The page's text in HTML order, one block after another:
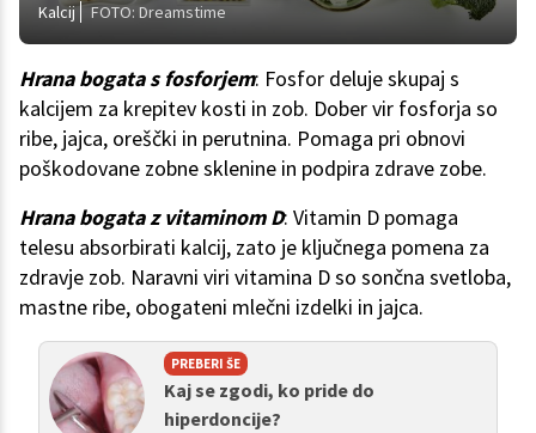
Kalcij FOTO: Dreamstime
Hrana bogata s fosforjem: Fosfor deluje skupaj s
kalcijem za krepitev kosti in zob. Dober vir fosforja so
ribe, jajca, oreščki in perutnina. Pomaga pri obnovi
poškodovane zobne sklenine in podpira zdrave zobe.
Hrana bogata z vitaminom D: Vitamin D pomaga
telesu absorbirati kalcij, zato je ključnega pomena za
zdravje zob. Naravni viri vitamina D so sončna svetloba,
mastne ribe, obogateni mlečni izdelki in jajca.
PREBERI ŠE
Kaj se zgodi, ko pride do
hiperdoncije?